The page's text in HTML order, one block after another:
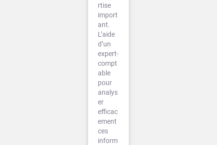
rtise
import
ant.
L’aide
d’un
expert-
compt
able
pour
analys
er
efficac
ement
ces
inform